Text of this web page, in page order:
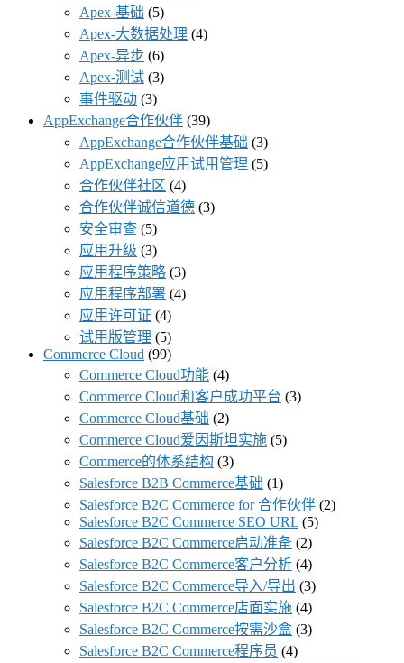
Apex-基础 (5)
Apex-大数据处理 (4)
Apex-异步 (6)
Apex-测试 (3)
事件驱动 (3)
AppExchange合作伙伴 (39)
AppExchange合作伙伴基础 (3)
AppExchange应用试用管理 (5)
合作伙伴社区 (4)
合作伙伴诚信道德 (3)
安全审查 (5)
应用升级 (3)
应用程序策略 (3)
应用程序部署 (4)
应用许可证 (4)
试用版管理 (5)
Commerce Cloud (99)
Commerce Cloud功能 (4)
Commerce Cloud和客户成功平台 (3)
Commerce Cloud基础 (2)
Commerce Cloud爱因斯坦实施 (5)
Commerce的体系结构 (3)
Salesforce B2B Commerce基础 (1)
Salesforce B2C Commerce for 合作伙伴 (2)
Salesforce B2C Commerce SEO URL (5)
Salesforce B2C Commerce启动准备 (2)
Salesforce B2C Commerce客户分析 (4)
Salesforce B2C Commerce导入/导出 (3)
Salesforce B2C Commerce店面实施 (4)
Salesforce B2C Commerce按需沙盒 (3)
Salesforce B2C Commerce程序员 (4)